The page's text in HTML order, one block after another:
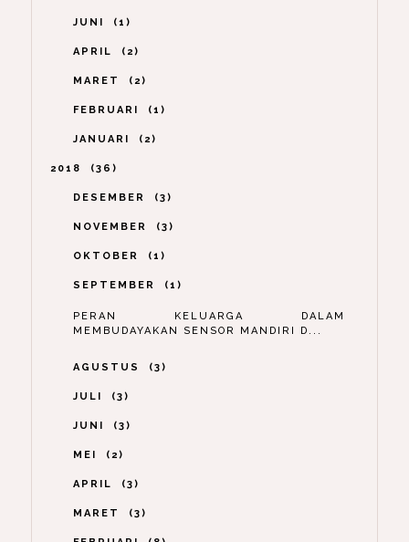
JUNI 1
APRIL 2
MARET 2
FEBRUARI 1
JANUARI 2
2018 36
DESEMBER 3
NOVEMBER 3
OKTOBER 1
SEPTEMBER 1
PERAN KELUARGA DALAM
MEMBUDAYAKAN SENSOR MANDIRI D...
AGUSTUS 3
JULI 3
JUNI 3
MEI 2
APRIL 3
MARET 3